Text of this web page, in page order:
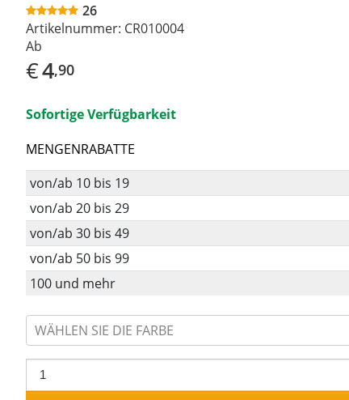
26
Artikelnummer: CR010004
Ab
€4,90
Sofortige Verfügbarkeit
MENGENRABATTE
von/ab 10 bis 19
von/ab 20 bis 29
von/ab 30 bis 49
von/ab 50 bis 99
100 und mehr
WÄHLEN SIE DIE FARBE